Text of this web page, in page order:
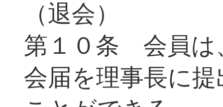
（退会）
第１０条 会員は
会届を理事長に